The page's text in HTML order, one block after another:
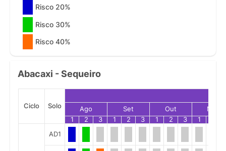
Risco 20%
Risco 30%
Risco 40%
Abacaxi - Sequeiro
Ciclo Solo Ago Set Out
Nov
1
2 3 1 2 3 1 2 3 1
AD1